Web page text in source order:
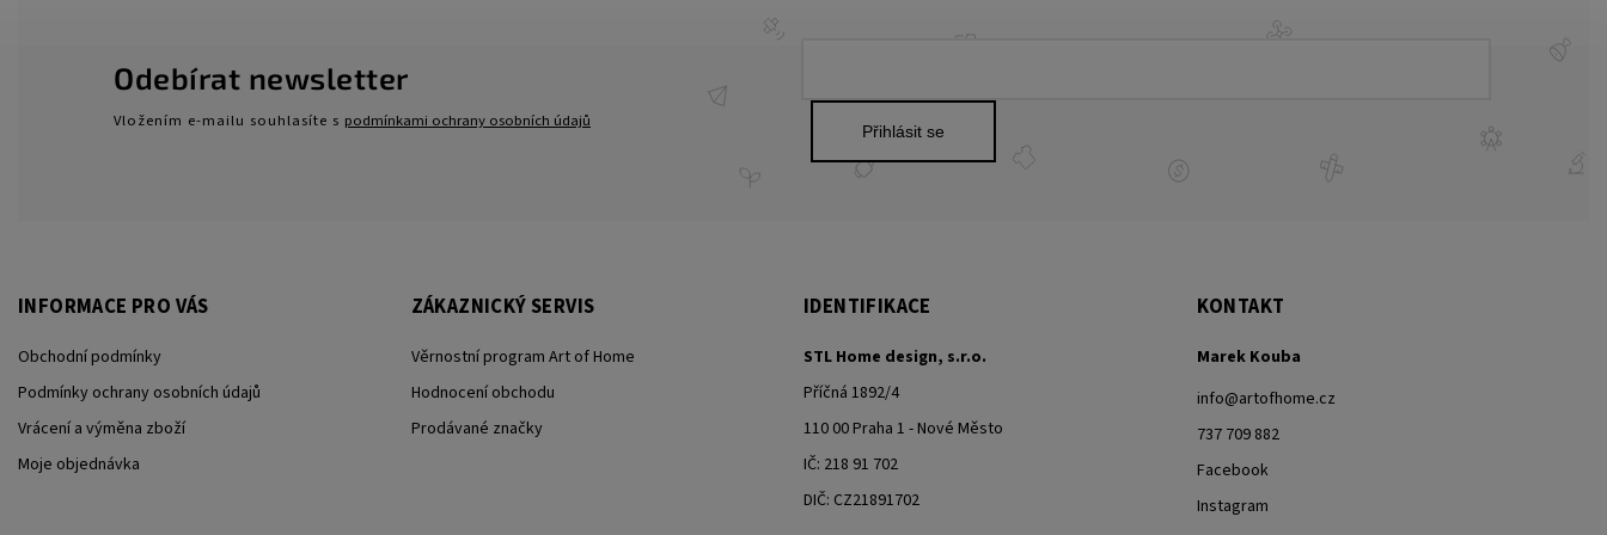
Odebírat newsletter
Vložením e-mailu souhlasíte s podmínkami ochrany osobních údajů
Přihlásit se
INFORMACE PRO VÁS
Obchodní podmínky
Podmínky ochrany osobních údajů
Vrácení a výměna zboží
Moje objednávka
ZÁKAZNICKÝ SERVIS
Věrnostní program Art of Home
Hodnocení obchodu
Prodávané značky
IDENTIFIKACE
STL Home design, s.r.o.
Příčná 1892/4
110 00 Praha 1 - Nové Město
IČ: 218 91 702
DIČ: CZ21891702
KONTAKT
Marek Kouba
info@artofhome.cz
737 709 882
Facebook
Instagram